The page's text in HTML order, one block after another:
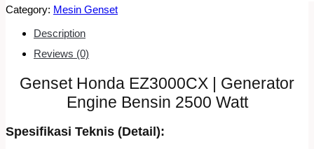
Category: Mesin Genset
Description
Reviews (0)
Genset Honda EZ3000CX | Generator
Engine Bensin 2500 Watt
Spesifikasi Teknis (Detail):